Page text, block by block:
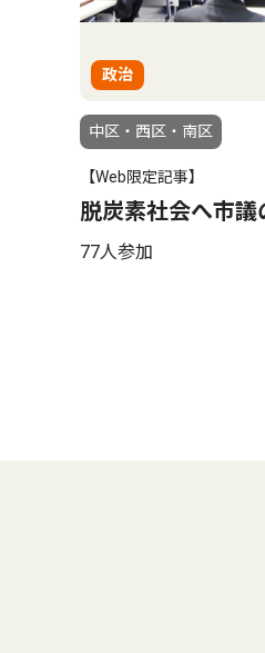
政治
中区・西区・南区
【Web限定記事】
脱炭素社会へ市議
77人参加